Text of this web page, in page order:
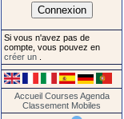
Si vous n'avez pas de
compte, vous pouvez en
créer un
Accueil Courses Agenda
Classement Mobiles